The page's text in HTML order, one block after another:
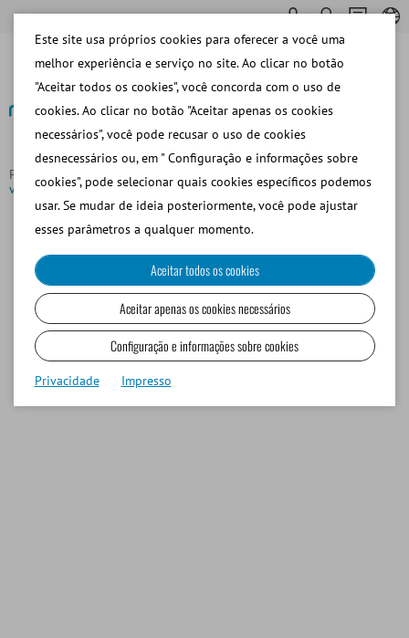
Página principal Novidades
Kurs Embryotransfer beim Pferd
von Minitub Ibérica und UNEX
Voltar para o resumo
Este site usa próprios cookies para oferecer a você uma
melhor experiência e serviço no site. Ao clicar no botão
"Aceitar todos os cookies", você concorda com o uso de
cookies. Ao clicar no botão "Aceitar apenas os cookies
necessários", você pode recusar o uso de cookies
desnecessários ou, em " Configuração e informações sobre
cookies", pode selecionar quais cookies específicos podemos
usar. Se mudar de ideia posteriormente, você pode ajustar
esses parâmetros a qualquer momento.
Aceitar todos os cookies
Aceitar apenas os cookies necessários
Configuração e informações sobre cookies
Privacidade Impresso